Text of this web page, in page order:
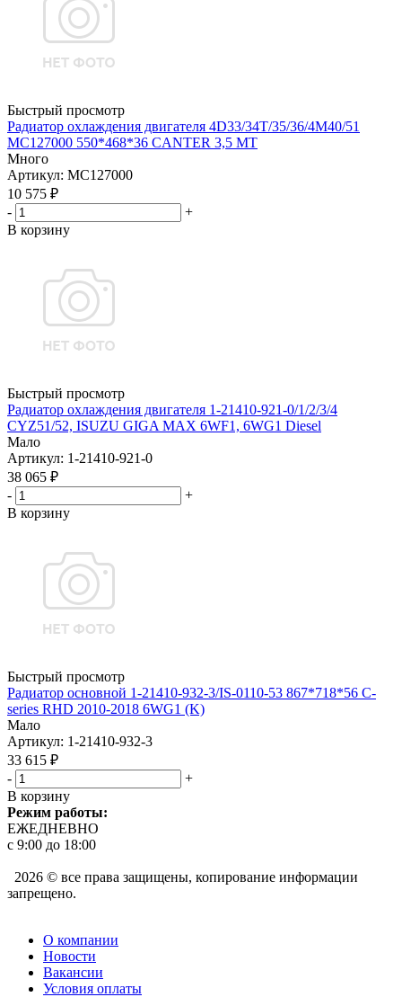
Быстрый просмотр
Радиатор охлаждения двигателя 4D33/34T/35/36/4M40/51
MC127000 550*468*36 CANTER 3,5 MT
Много
Артикул: MC127000
10 575 ₽
-
+
В корзину
Быстрый просмотр
Радиатор охлаждения двигателя 1-21410-921-0/1/2/3/4
CYZ51/52, ISUZU GIGA MAX 6WF1, 6WG1 Diesel
Мало
Артикул: 1-21410-921-0
38 065 ₽
-
+
В корзину
Быстрый просмотр
Радиатор основной 1-21410-932-3/IS-0110-53 867*718*56 C-
series RHD 2010-2018 6WG1 (K)
Мало
Артикул: 1-21410-932-3
33 615 ₽
-
+
В корзину
Режим работы:
ЕЖЕДНЕВНО
с 9:00 до 18:00
2026 © все права защищены, копирование информации
запрещено.
О компании
Новости
Вакансии
Условия оплаты